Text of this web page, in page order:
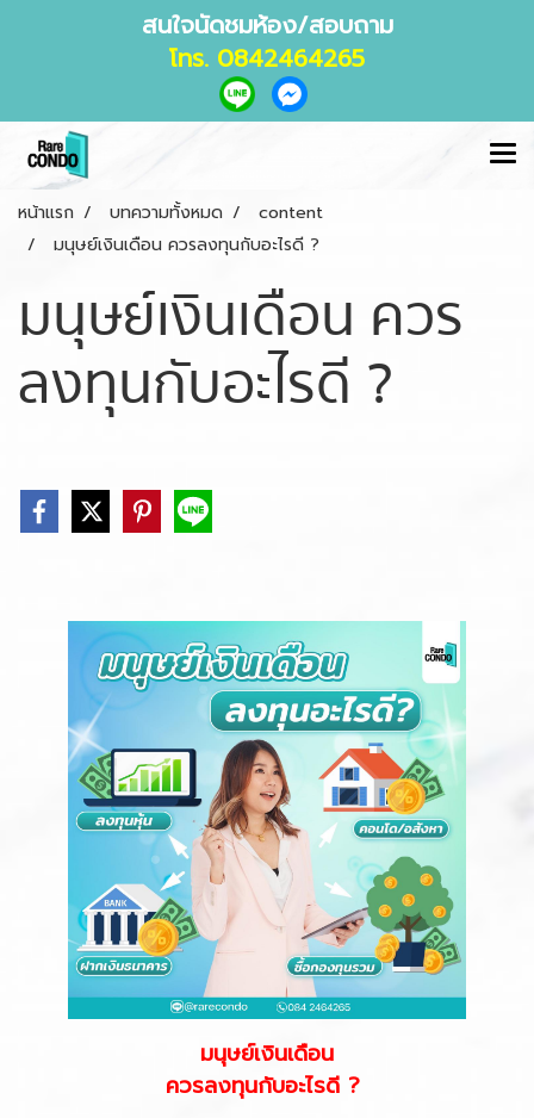
สนใจนัดชมห้อง/สอบถาม
โทร. 0842464265
หน้าแรก บทความทั้งหมด
content
มนุษย์เงินเดือน ควรลงทุนกับอะไรดี ?
มนุษย์เงินเดือน ควร
ลงทุนกับอะไรดี ?
มนุษย์เงินเดือน
ควรลงทุนกับอะไรดี ?